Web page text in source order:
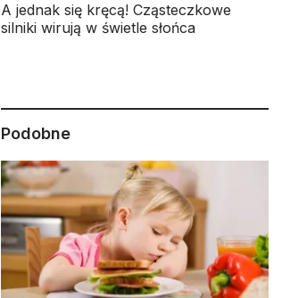
A jednak się kręcą! Cząsteczkowe
silniki wirują w świetle słońca
Podobne